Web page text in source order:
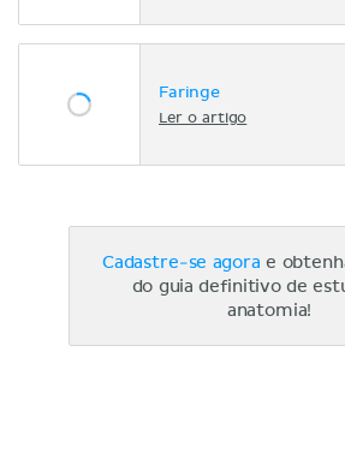
Faringe
Ler o artigo
Cadastre-se agora e
do guia definitivo de
anatomia!